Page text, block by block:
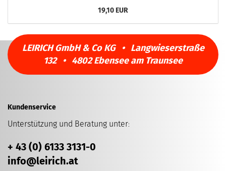
19,10 EUR
LEIRICH GmbH & Co KG • Langwieserstraße
132 • 4802 Ebensee am Traunsee
Kundenservice
Unterstützung und Beratung unter:
+ 43 (0) 6133 3131-0
info@leirich.at